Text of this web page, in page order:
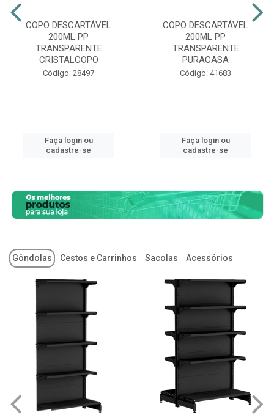
COPO DESCARTÁVEL
200ML PP
TRANSPARENTE
CRISTALCOPO
Código: 28497
Faça login ou
cadastre-se
COPO DESCARTÁVEL
200ML PP
TRANSPARENTE
PURACASA
Código: 41683
Faça login ou
cadastre-se
Gôndolas Cestos e Carrinhos Sacolas Acessórios